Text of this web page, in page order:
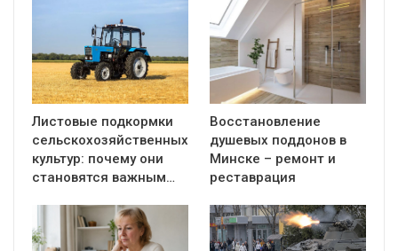
Листовые подкормки
сельскохозяйственных
культур: почему они
становятся важным…
Восстановление
душевых поддонов в
Минске – ремонт и
реставрация